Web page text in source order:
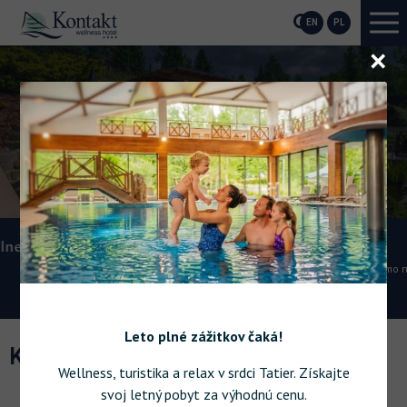
EN PL
Elektronabíjačka
Nabite si svoj elektromobil priamo na našom
KDE NÁS NÁJDETE
Leto plné zážitkov čaká!
Wellness, turistika a relax v srdci Tatier. Získajte
svoj letný pobyt za výhodnú cenu.